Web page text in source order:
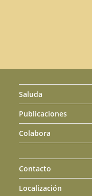
Saluda
Publicaciones
Colabora
Contacto
Localización